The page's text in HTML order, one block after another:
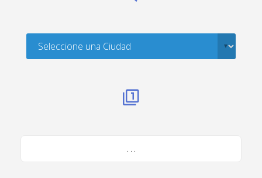
. . .